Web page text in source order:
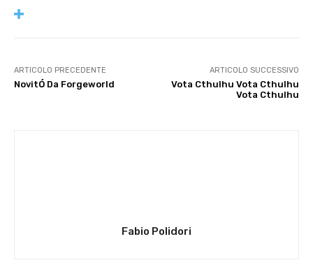
ARTICOLO PRECEDENTE
NovitÓ Da Forgeworld
ARTICOLO SUCCESSIVO
Vota Cthulhu Vota Cthulhu
Vota Cthulhu
Fabio Polidori